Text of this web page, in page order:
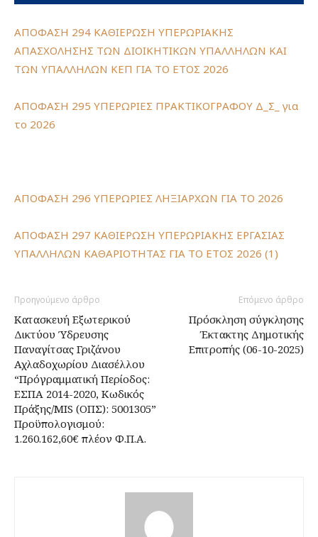
ΑΠΟΦΑΣΗ 294 ΚΑΘΙΕΡΩΣΗ ΥΠΕΡΩΡΙΑΚΗΣ
ΑΠΑΣΧΟΛΗΣΗΣ ΤΩΝ ΔΙΟΙΚΗΤΙΚΩΝ ΥΠΑΛΛΗΛΩΝ ΚΑΙ
ΤΩΝ ΥΠΑΛΛΗΛΩΝ ΚΕΠ ΓΙΑ ΤΟ ΕΤΟΣ 2026
ΑΠΟΦΑΣΗ 295 ΥΠΕΡΩΡΙΕΣ ΠΡΑΚΤΙΚΟΓΡΑΦΟΥ Δ_Σ_ για
το 2026
ΑΠΟΦΑΣΗ 296 ΥΠΕΡΩΡΙΕΣ ΛΗΞΙΑΡΧΩΝ ΓΙΑ ΤΟ 2026
ΑΠΟΦΑΣΗ 297 ΚΑΘΙΕΡΩΣΗ ΥΠΕΡΩΡΙΑΚΗΣ ΕΡΓΑΣΙΑΣ
ΥΠΑΛΛΗΛΩΝ ΚΑΘΑΡΙΟΤΗΤΑΣ ΓΙΑ ΤΟ ΕΤΟΣ 2026 (1)
Προηγούμενο άρθρο
Κατασκευή Εξωτερικού
Δικτύου Ύδρευσης
Παναγίτσας Γριζάνου
Αχλαδοχωρίου Διασέλλου
“Πρόγραμματική Περίοδος:
ΕΣΠΑ 2014-2020, Κωδικός
Πράξης/MIS (ΟΠΣ): 5001305”
Προϋπολογισμού:
1.260.162,60€ πλέον Φ.Π.Α.
Επόμενο άρθρο
Πρόσκληση σύγκλησης
Έκτακτης Δημοτικής
Επιτροπής (06-10-2025)